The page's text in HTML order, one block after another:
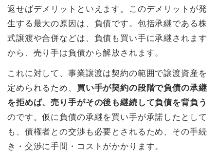
返せばデメリットといえます。このデメリットが発
生する最大の原因は、負債です。包括承継である株
式譲渡や合併などは、負債も買い手に承継されます
から、売り手は負債から解放されます。
これに対して、事業譲渡は契約の範囲で譲渡資産を
定められるため、 買い手が契約の段階で負債の承継
を拒めば、売り手がその後も継続して負債を背負う
のです。仮に負債の承継を買い手が承諾したとして
も、債権者との交渉も必要とされるため、その手続
き・交渉に手間・コストがかかります。